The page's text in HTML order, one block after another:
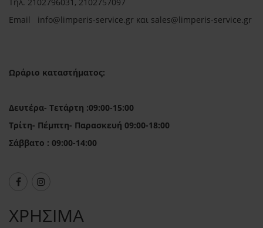
Email info@limperis-service.gr και sales@limperis-service.gr
Ωράριο καταστήματος:
Δευτέρα- Τετάρτη :09:00-15:00
Τρίτη- Πέμπτη- Παρασκευή 09:00-18:00
Σάββατο : 09:00-14:00
ΧΡΗΣΙΜΑ